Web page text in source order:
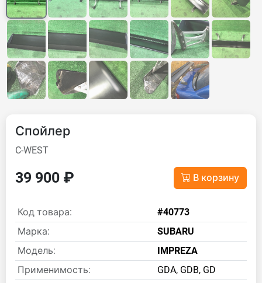
Спойлер
C-WEST
39 900 ₽ В корзину
Код товара:
#40773
Марка:
SUBARU
Модель:
IMPREZA
Применимость:
GDA, GDB, GD